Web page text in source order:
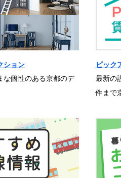
ション
な個性のある京都のデ
ピック
最新の
件まで